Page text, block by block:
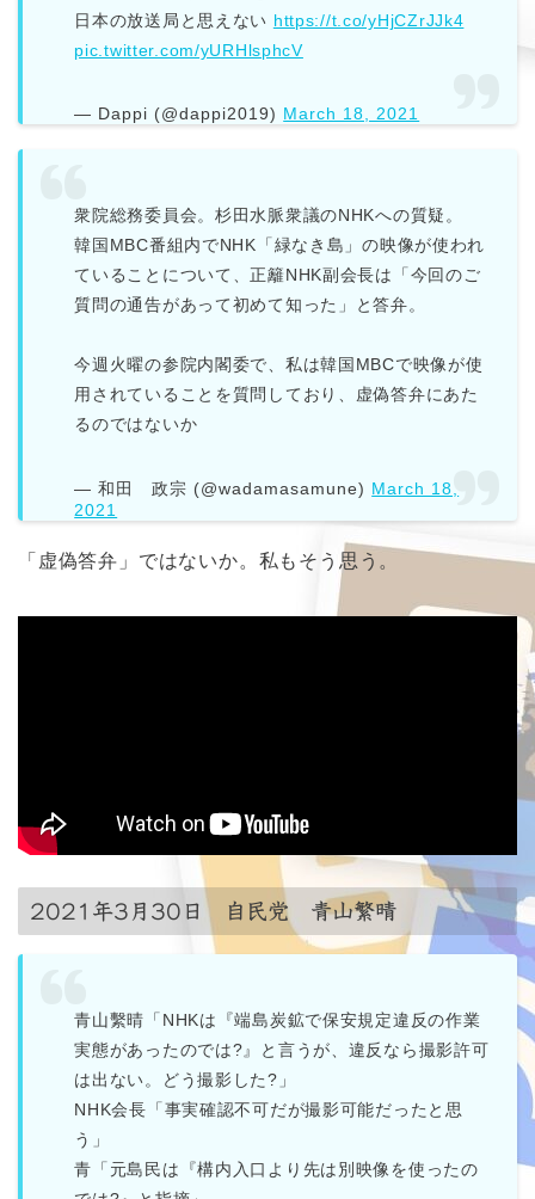
日本の放送局と思えない https://t.co/yHjCZrJJk4
pic.twitter.com/yURHlsphcV
— Dappi (@dappi2019) March 18, 2021
衆院総務委員会。杉田水脈衆議のNHKへの質疑。
韓国MBC番組内でNHK「緑なき島」の映像が使われ
ていることについて、正籬NHK副会長は「今回のご
質問の通告があって初めて知った」と答弁。
今週火曜の参院内閣委で、私は韓国MBCで映像が使
用されていることを質問しており、虚偽答弁にあた
るのではないか
— 和田 政宗 (@wadamasamune) March 18,
2021
「虚偽答弁」ではないか。私もそう思う。
2021年3月30日 自民党 青山繁晴
青山繫晴「NHKは『端島炭鉱で保安規定違反の作業
実態があったのでは?』と言うが、違反なら撮影許可
は出ない。どう撮影した?」
NHK会長「事実確認不可だが撮影可能だったと思
う」
青「元島民は『構内入口より先は別映像を使ったの